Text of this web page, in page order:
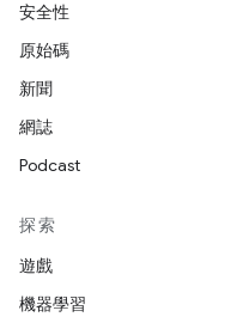
安全性
原始碼
新聞
網誌
Podcast
探索
遊戲
機器學習